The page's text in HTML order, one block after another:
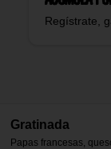
Regístrate,
Gratinada
Papas francesas,